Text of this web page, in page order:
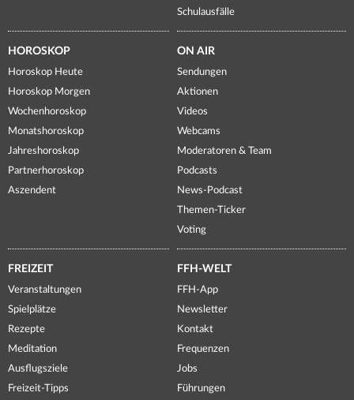
Schulausfälle
HOROSKOP
Horoskop Heute
Horoskop Morgen
Wochenhoroskop
Monatshoroskop
Jahreshoroskop
Partnerhoroskop
Aszendent
ON AIR
Sendungen
Aktionen
Videos
Webcams
Moderatoren & Team
Podcasts
News-Podcast
Themen-Ticker
Voting
FREIZEIT
Veranstaltungen
Spielplätze
Rezepte
Meditation
Ausflugsziele
Freizeit-Tipps
FFH-WELT
FFH-App
Newsletter
Kontakt
Frequenzen
Jobs
Führungen